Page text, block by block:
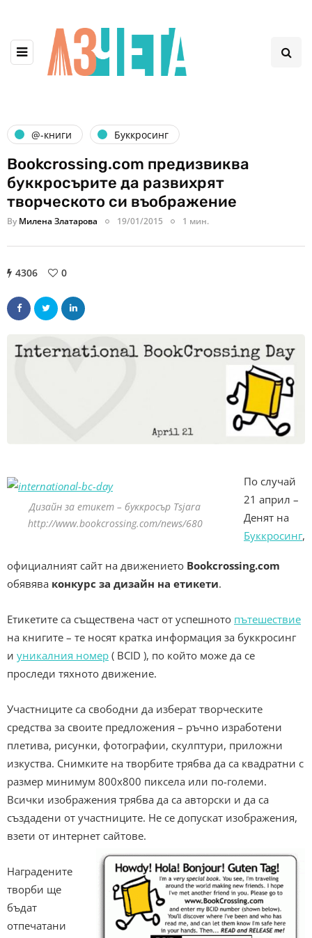
@-книги Буккросинг
Bookcrossing.com предизвиква
буккросърите да развихрят
творческото си въображение
By Милена Златарова 19/01/2015 1 мин.
4306 0
Дизайн за етикет – буккросър Tsjara
http://www.bookcrossing.com/news/680
По случай
21 април –
Денят на
Буккросинг,
официалният сайт на движението Bookcrossing.com
обявява конкурс за дизайн на етикети.
Етикетите са съществена част от успешното пътешествие
на книгите – те носят кратка информация за буккросинг
и уникалния номер ( BCID ), по който може да се
проследи тяхното движение.
Участниците са свободни да изберат творческите
средства за своите предложения – ръчно изработени
плетива, рисунки, фотографии, скулптури, приложни
изкуства. Снимките на творбите трябва да са квадратни с
размер минимум 800х800 пиксела или по-големи.
Всички изображения трябва да са авторски и да са
създадени от участниците. Не се допускат изображения,
взети от интернет сайтове.
Наградените
творби ще
бъдат
отпечатани